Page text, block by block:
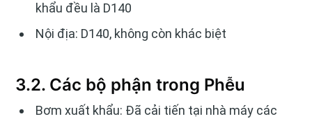
khẩu đều là D140
Nội địa: D140, không còn khác biệt
3.2. Các bộ phận trong Phễu
Bơm xuất khẩu: Đã cải tiến tại nhà máy các